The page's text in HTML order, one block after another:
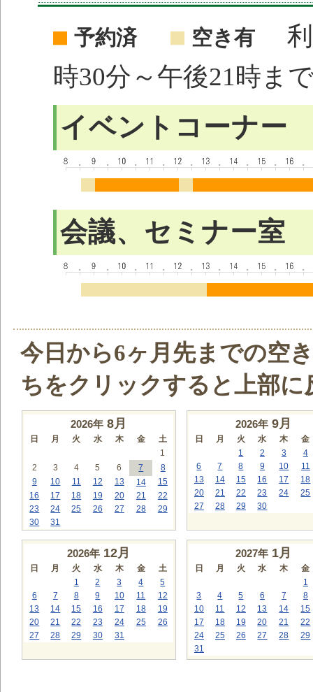
予約済 空き有
利
時30分～午後21時ま
イベントコーナー
会議、セミナー室
今日から6ヶ月先までの空
ちをクリックすると上部に
2026年 8月
日 月 火 水 木 金
土
1
2
3 4 5 6 7
8
9
10 11 12 13 14
15
16
17 18 19 20 21
22
23
24 25 26 27 28
29
30
31
2026年 9月
日 月 火 水 木
金
1
2 3
4
6
7 8 9 10
11
13
14 15 16 17
18
20
21 22 23 24
25
27
28 29 30
2026年 12月
日 月 火 水 木 金
土
1
2 3 4
5
6
7 8 9 10 11
12
13
14 15 16 17 18
19
20
21 22 23 24 25
26
27
28 29 30 31
2027年 1月
日 月 火 水 木
金
1
3
4 5 6 7
8
10
11 12 13 14
15
17
18 19 20 21
22
24
25 26 27 28
29
31